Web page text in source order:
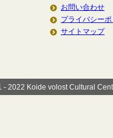
お問い合わせ
プライバシー
サイトマップ
- 2022 Koide volost Cultural